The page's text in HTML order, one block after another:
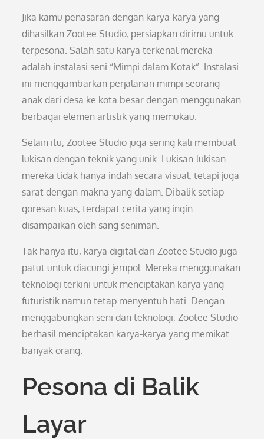
Jika kamu penasaran dengan karya-karya yang
dihasilkan Zootee Studio, persiapkan dirimu untuk
terpesona. Salah satu karya terkenal mereka
adalah instalasi seni “Mimpi dalam Kotak”. Instalasi
ini menggambarkan perjalanan mimpi seorang
anak dari desa ke kota besar dengan menggunakan
berbagai elemen artistik yang memukau.
Selain itu, Zootee Studio juga sering kali membuat
lukisan dengan teknik yang unik. Lukisan-lukisan
mereka tidak hanya indah secara visual, tetapi juga
sarat dengan makna yang dalam. Dibalik setiap
goresan kuas, terdapat cerita yang ingin
disampaikan oleh sang seniman.
Tak hanya itu, karya digital dari Zootee Studio juga
patut untuk diacungi jempol. Mereka menggunakan
teknologi terkini untuk menciptakan karya yang
futuristik namun tetap menyentuh hati. Dengan
menggabungkan seni dan teknologi, Zootee Studio
berhasil menciptakan karya-karya yang memikat
banyak orang.
Pesona di Balik
Layar